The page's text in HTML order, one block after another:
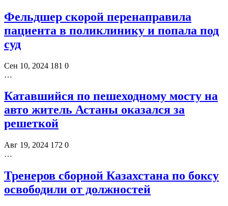
Фельдшер скорой перенаправила
пациента в поликлинику и попала под
суд
Сен 10, 2024 181 0
…
Катавшийся по пешеходному мосту на
авто житель Астаны оказался за
решеткой
Авг 19, 2024 172 0
…
Тренеров сборной Казахстана по боксу
освободили от должностей